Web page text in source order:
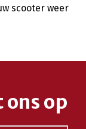
scooter weer
ons op